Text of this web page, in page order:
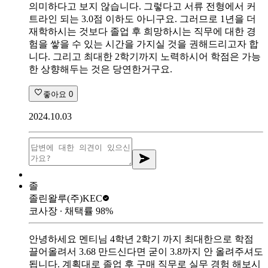
의미하다고 보지 않습니다. 그렇다고 서류 전형에서 커
트라인 되는 3.0점 이하도 아니구요. 그러므로 1년을 더
재학하시는 것보다 졸업 후 희망하시는 직무에 대한 경
험을 쌓을 수 있는 시간을 가지실 것을 권해드리고자 합
니다. 그리고 최대한 2학기까지 노력하시어 학점은 가능
한 상향해두는 것은 당연한거구요.
좋아요 0
2024.10.03
졸
졸린왈루(주)KEC
코사장 ∙ 채택률 98%
안녕하세요 멘티님 4학년 2학기 까지 최대한으로 학점
끌어올려서 3.68 만드신다면 굳이 3.8까지 안 올려주셔도
됩니다. 계획대로 졸업 후 구매 직무로 실무 경험 해보시